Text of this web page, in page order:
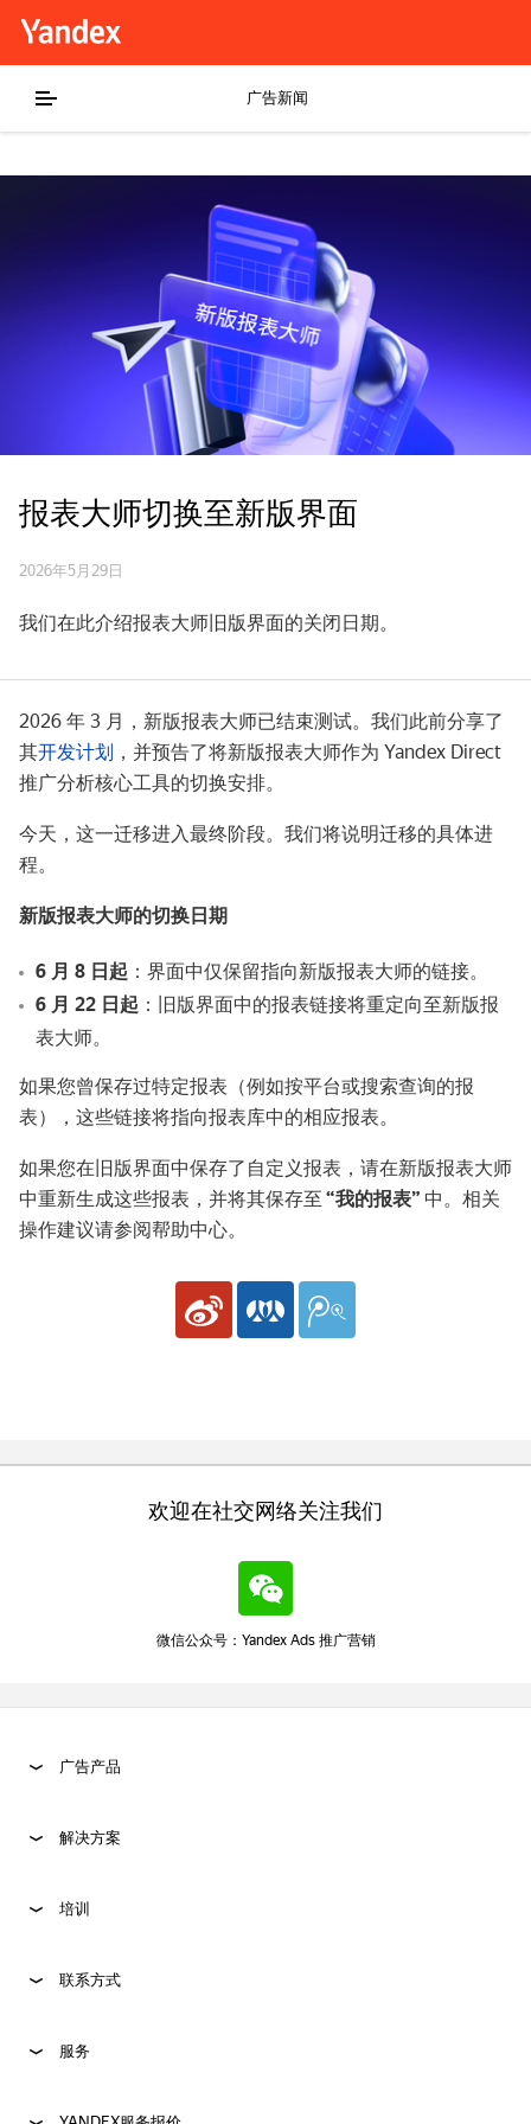
广告新闻
报表大师切换至新版界面
2026年5月29日
我们在此介绍报表大师旧版界面的关闭日期。
2026 年 3 月，新版报表大师已结束测试。我们此前分享了
其开发计划 ，并预告了将新版报表大师作为 Yandex Direct
推广分析核心工具的切换安排。
今天，这一迁移进入最终阶段。我们将说明迁移的具体进
程。
新版报表大师的切换日期
6 月 8 日起 ：界面中仅保留指向新版报表大师的链接。
6 月 22 日起 ：旧版界面中的报表链接将重定向至新版报
表大师。
如果您曾保存过特定报表（例如按平台或搜索查询的报
表），这些链接将指向报表库中的相应报表。
如果您在旧版界面中保存了自定义报表，请在新版报表大师
中重新生成这些报表，并将其保存至 “我的报表” 中。相关
操作建议请参阅帮助中心。
欢迎在社交网络关注我们
微信公众号：Yandex Ads 推广营销
广告产品
解决方案
培训
联系方式
服务